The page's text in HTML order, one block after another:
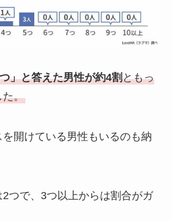
」と答えた男性が約4割ともっ
た。
開けている男性もいるのも納
つで、3つ以上からは割合がガ